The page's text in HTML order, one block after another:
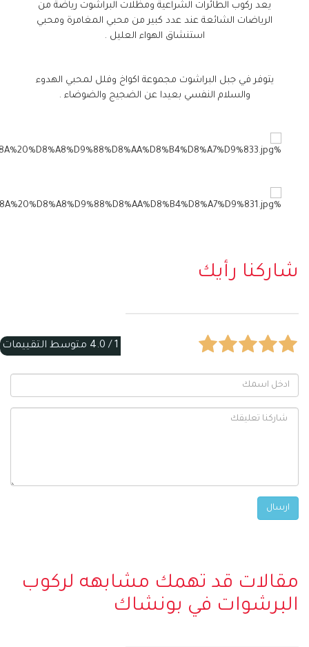
يعد ركوب الطائرات الشراعية ومظلات البراشوت رياضة من
الرياضات الشائعة عند عدد كبير من محبي المغامرة ومحبي
استنشاق الهواء العليل .
يتوفر في جبل البراشوت مجموعة اكواخ وفلل لمحبي الهدوء
والسلام النفسي بعيدا عن الضجيج والضوضاء .
شاركنا رأيك
1 /
4.0 متوسط التقييمات
مقالات قد تهمك مشابهه لركوب
البرشوات في بونشاك